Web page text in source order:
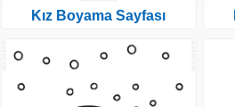
Kız Boyama Sayfası